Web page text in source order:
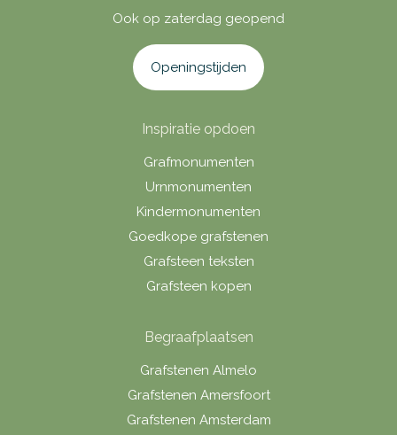
Ook op zaterdag geopend
Openingstijden
Inspiratie opdoen
Grafmonumenten
Urnmonumenten
Kindermonumenten
Goedkope grafstenen
Grafsteen teksten
Grafsteen kopen
Begraafplaatsen
Grafstenen Almelo
Grafstenen Amersfoort
Grafstenen Amsterdam